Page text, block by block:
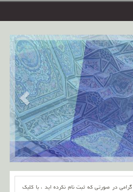
گرامی در صورتی که ثبت نام نکرده اید ، با کلیک